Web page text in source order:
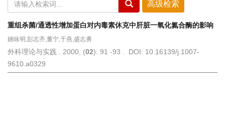
重组杀菌/通透性增加蛋白对内毒素休克中肝脏一氧化氮合酶的影响
姚咏明,彭志齐,董宁,于燕,盛志勇
外科理论与实践 . 2000, (02): 91 -93 . DOI: 10.16139/j.1007-
9610.a0329